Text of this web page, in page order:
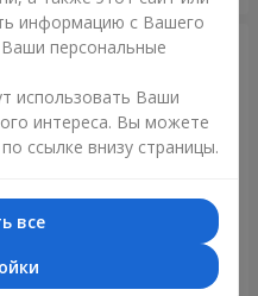
Букет "Сказочная осень"
информацию с Вашего
персональные
использовать Ваши
интереса. Вы можете
ссылке внизу страницы.
все